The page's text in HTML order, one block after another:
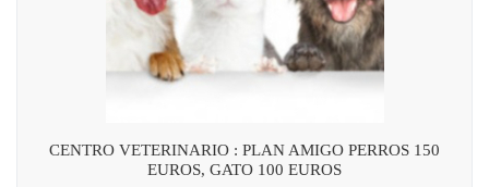
CENTRO VETERINARIO : PLAN AMIGO PERROS 150
EUROS, GATO 100 EUROS